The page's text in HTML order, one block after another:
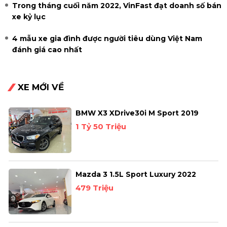
Trong tháng cuối năm 2022, VinFast đạt doanh số bán
xe kỷ lục
4 mẫu xe gia đình được người tiêu dùng Việt Nam
đánh giá cao nhất
XE MỚI VỀ
BMW X3 XDrive30i M Sport 2019
1 Tỷ 50 Triệu
Mazda 3 1.5L Sport Luxury 2022
479 Triệu